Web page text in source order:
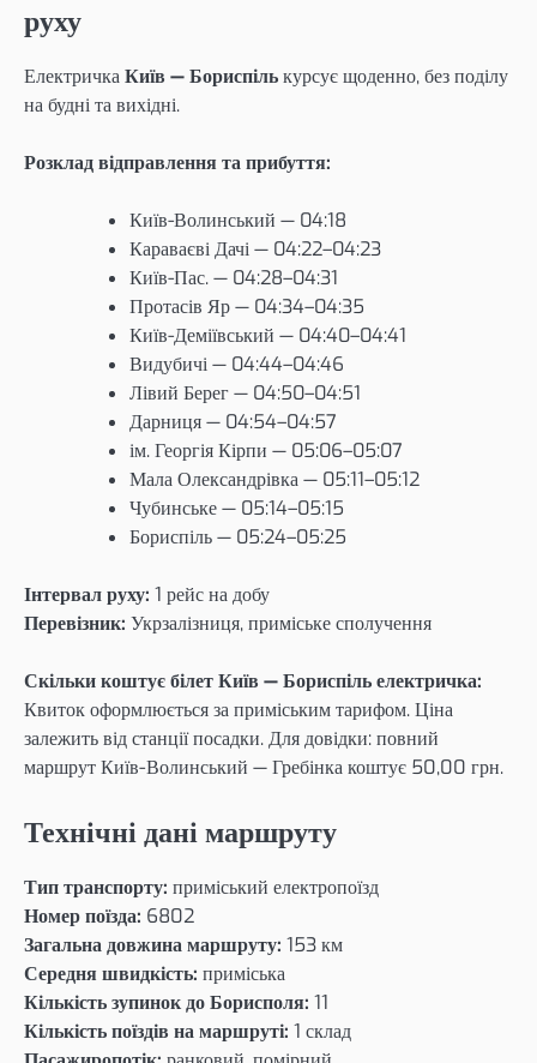
руху
ЕлектричкаКиїв — Бориспількурсує щоденно, без поділу
на будні та вихідні.
Розклад відправлення та прибуття:
Київ-Волинський — 04:18
Караваєві Дачі — 04:22–04:23
Київ-Пас. — 04:28–04:31
Протасів Яр — 04:34–04:35
Київ-Деміївський — 04:40–04:41
Видубичі — 04:44–04:46
Лівий Берег — 04:50–04:51
Дарниця — 04:54–04:57
ім. Георгія Кірпи — 05:06–05:07
Мала Олександрівка — 05:11–05:12
Чубинське — 05:14–05:15
Бориспіль — 05:24–05:25
Інтервал руху: 1 рейс на добу
Перевізник: Укрзалізниця, приміське сполучення
Скільки коштує білет Київ — Бориспіль електричка:
Квиток оформлюється за приміським тарифом. Ціна
залежить від станції посадки. Для довідки: повний
маршрут Київ-Волинський — Гребінка коштує 50,00 грн.
Технічні дані маршруту
Тип транспорту: приміський електропоїзд
Номер поїзда: 6802
Загальна довжина маршруту: 153 км
Середня швидкість: приміська
Кількість зупинок до Борисполя: 11
Кількість поїздів на маршруті: 1 склад